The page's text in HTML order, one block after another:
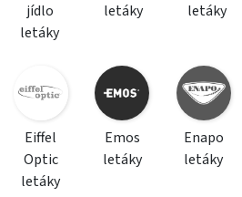
jídlo
letáky
letáky
letáky
Eiffel
Optic
letáky
Emos
letáky
Enapo
letáky